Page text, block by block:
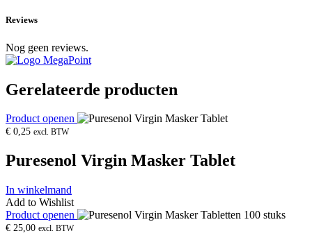
Reviews
Nog geen reviews.
Gerelateerde producten
Product openen
€ 0,25 excl. BTW
Puresenol Virgin Masker Tablet
In winkelmand
Add to Wishlist
Product openen
€ 25,00 excl. BTW